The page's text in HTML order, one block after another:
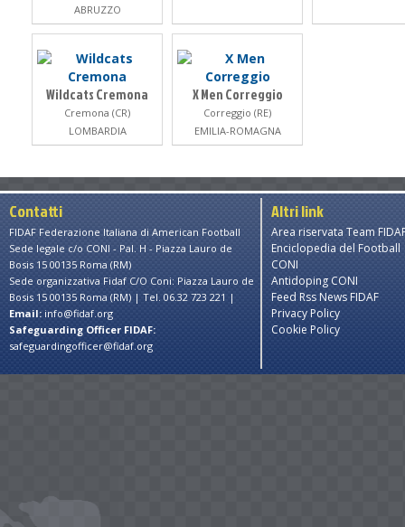
ABRUZZO
Wildcats Cremona
Cremona (CR)
LOMBARDIA
X Men Correggio
Correggio (RE)
EMILIA-ROMAGNA
Contatti
FIDAF Federazione Italiana di American Football
Sede legale c/o CONI - Pal. H - Piazza Lauro de
Bosis 15 00135 Roma (RM)
Sede organizzativa Fidaf C/O Coni: Piazza Lauro de
Bosis 15 00135 Roma (RM) | Tel. 06.32 723 221 |
Email: info@fidaf.org
Safeguarding Officer FIDAF:
safeguardingofficer@fidaf.org
Altri link
Area riservata Team
Enciclopedia del Football
CONI
Antidoping CONI
Feed Rss News FIDAF
Privacy Policy
Cookie Policy